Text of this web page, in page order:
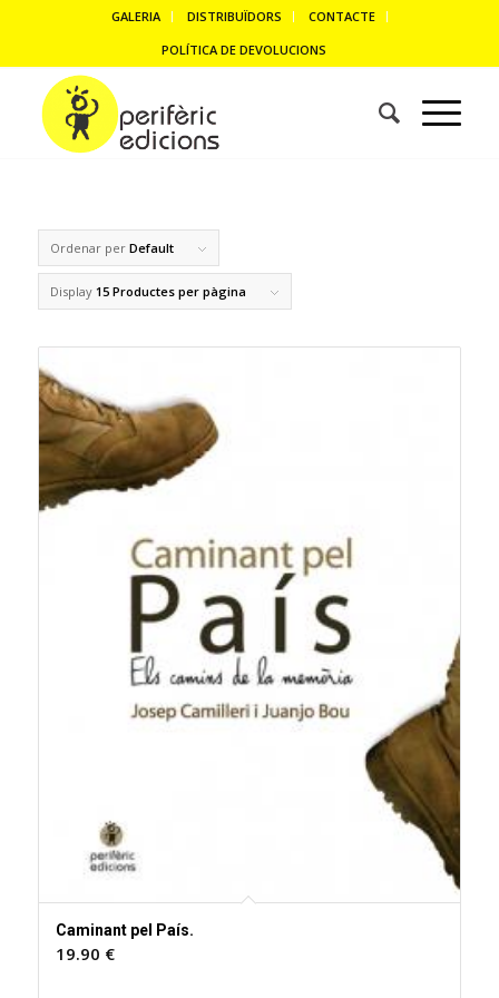
GALERIA DISTRIBUÏDORS
CONTACTE
POLÍTICA DE DEVOLUCIONS
Ordenar per Default
Display 15 Productes per pàgina
Caminant pel País.
19.90 €